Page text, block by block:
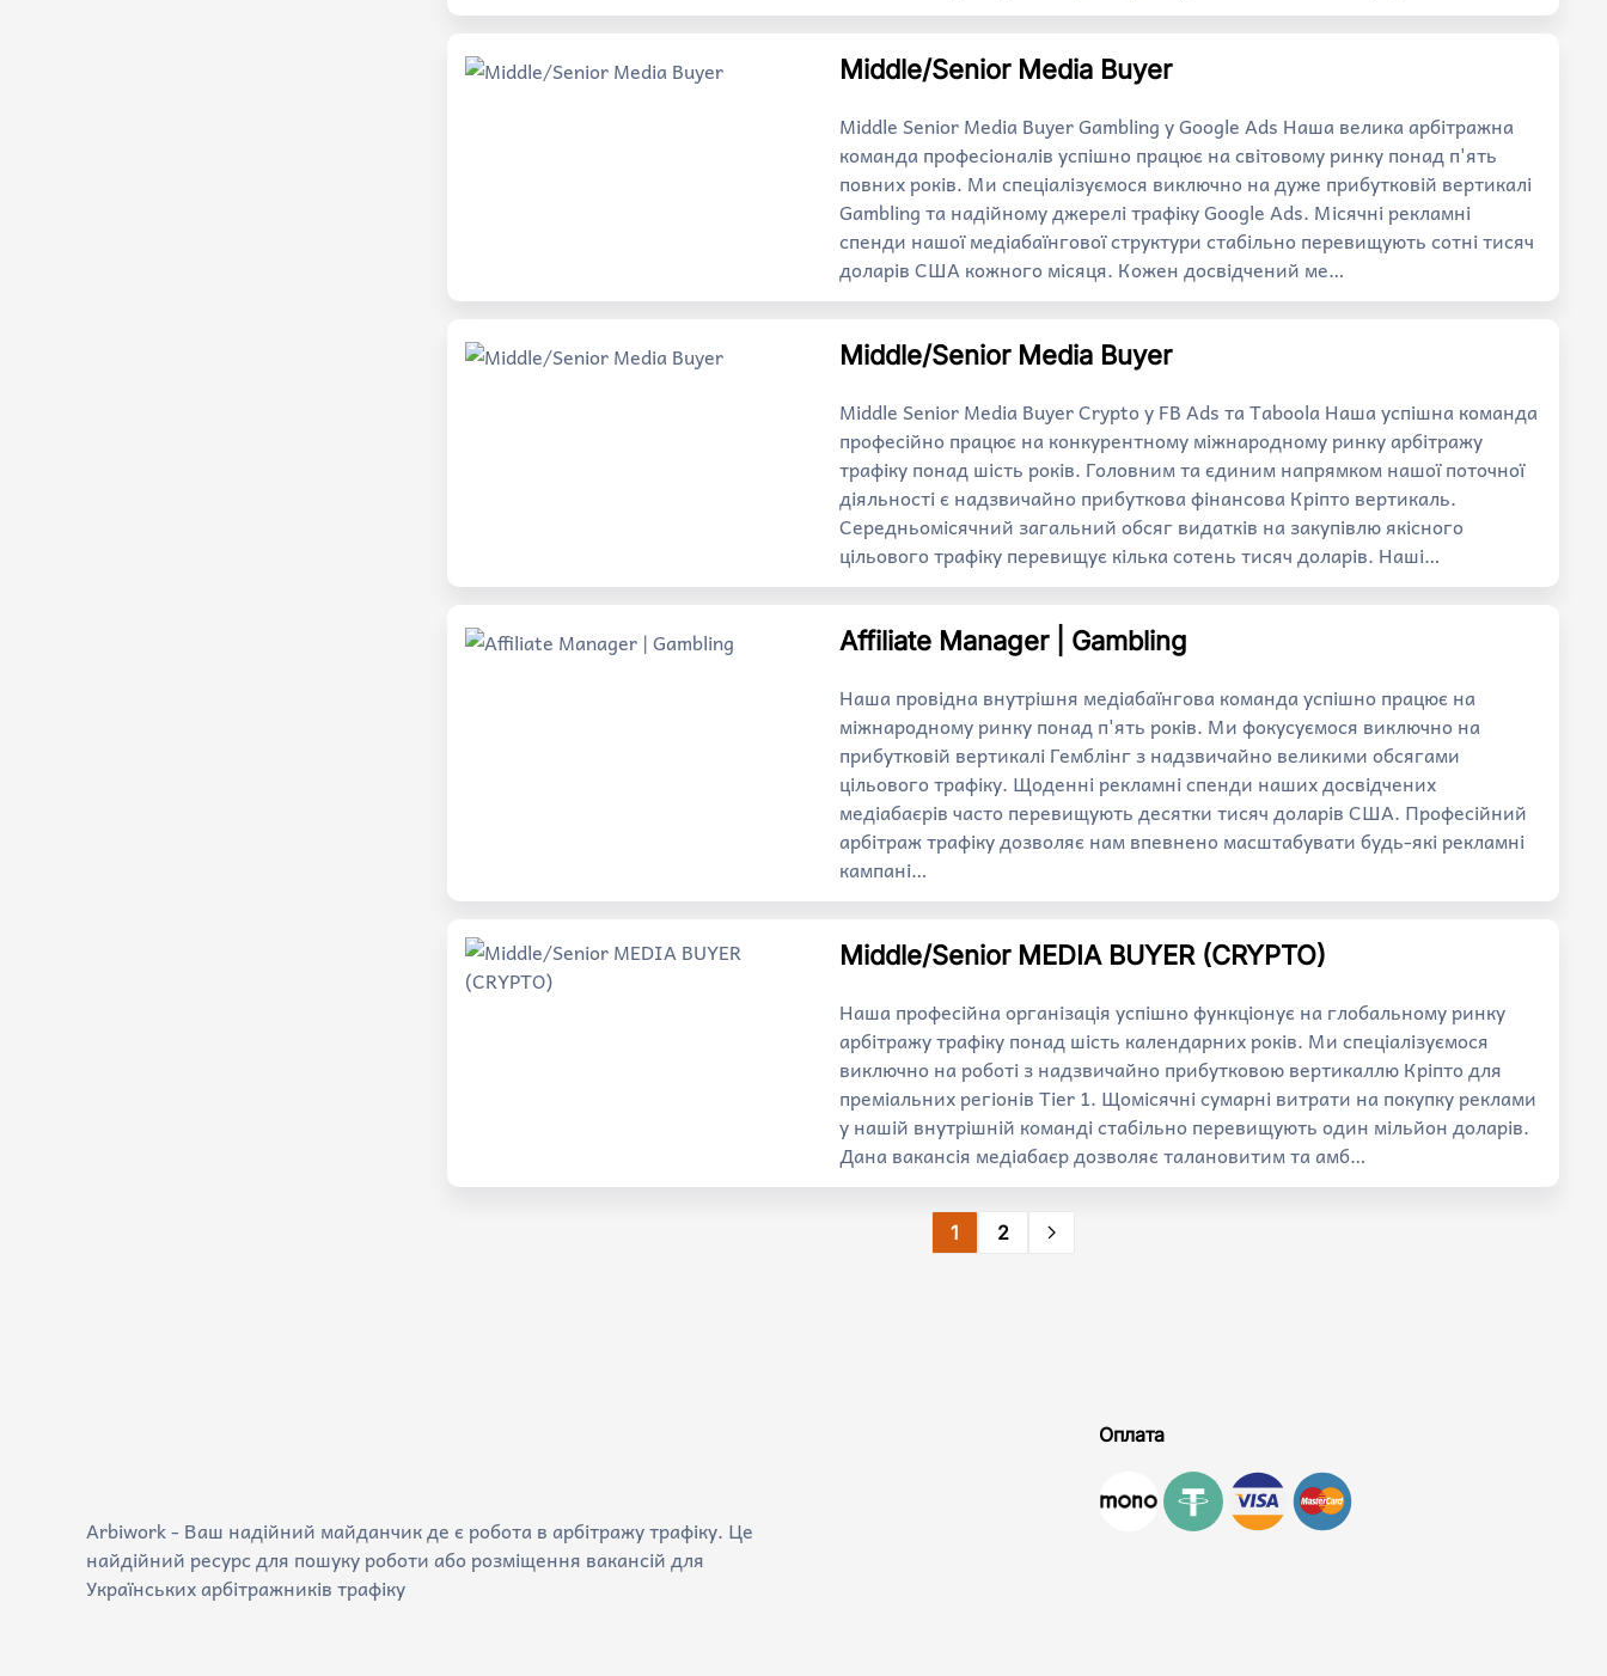
Middle/Senior Media Buyer
Middle Senior Media Buyer Gambling у Google Ads Наша велика арбітражна
команда професіоналів успішно працює на світовому ринку понад п'ять
повних років. Ми спеціалізуємося виключно на дуже прибутковій вертикалі
Gambling та надійному джерелі трафіку Google Ads. Місячні рекламні
спенди нашої медіабаїнгової структури стабільно перевищують сотні тисяч
доларів США кожного місяця. Кожен досвідчений ме…
Middle/Senior Media Buyer
Middle Senior Media Buyer Crypto у FB Ads та Taboola Наша успішна команда
професійно працює на конкурентному міжнародному ринку арбітражу
трафіку понад шість років. Головним та єдиним напрямком нашої поточної
діяльності є надзвичайно прибуткова фінансова Кріпто вертикаль.
Середньомісячний загальний обсяг видатків на закупівлю якісного
цільового трафіку перевищує кілька сотень тисяч доларів. Наші…
Affiliate Manager | Gambling
Наша провідна внутрішня медіабаїнгова команда успішно працює на
міжнародному ринку понад п'ять років. Ми фокусуємося виключно на
прибутковій вертикалі Гемблінг з надзвичайно великими обсягами
цільового трафіку. Щоденні рекламні спенди наших досвідчених
медіабаєрів часто перевищують десятки тисяч доларів США. Професійний
арбітраж трафіку дозволяє нам впевнено масштабувати будь-які рекламні
кампані…
Middle/Senior MEDIA BUYER (CRYPTO)
Наша професійна організація успішно функціонує на глобальному ринку
арбітражу трафіку понад шість календарних років. Ми спеціалізуємося
виключно на роботі з надзвичайно прибутковою вертикаллю Кріпто для
преміальних регіонів Tier 1. Щомісячні сумарні витрати на покупку реклами
у нашій внутрішній команді стабільно перевищують один мільйон доларів.
Дана вакансія медіабаєр дозволяє талановитим та амб…
1 2
Arbiwork - Ваш надійний майданчик де є робота в арбітражу трафіку. Це
найдійний ресурс для пошуку роботи або розміщення вакансій для
Українських арбітражників трафіку
Оплата